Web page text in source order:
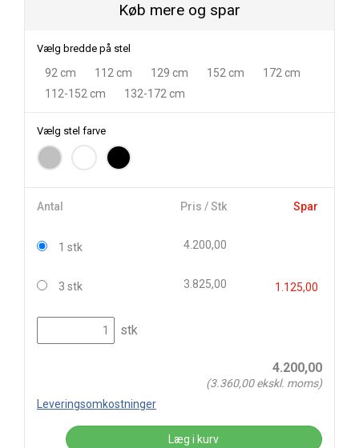
Køb mere og spar
Vælg bredde på stel
92 cm 112 cm 129 cm 152 cm
172 cm
112-152 cm
132-172 cm
Vælg stel farve
Antal Pris / Stk Spar
1 stk 4.200,00
3 stk 3.825,00 1.125,00
stk
4.200,00
(3.360,00ekskl. moms)
Leveringsomkostninger
Læg i kurv